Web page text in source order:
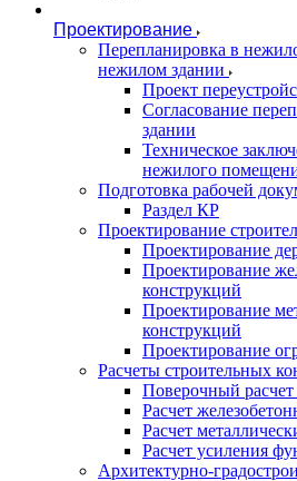
Проектирование
Перепланировка в
нежилом здании
Проект
Согласование
здании
Техническое
нежилого
Подготовка рабочей
Раздел КР
Проектирование
Проектирование
Проектирование
конструкций
Проектирование
конструкций
Проектирование
Расчеты строительных
Поверочный
Расчет
Расчет
Расчет усиления
Архитектурно-